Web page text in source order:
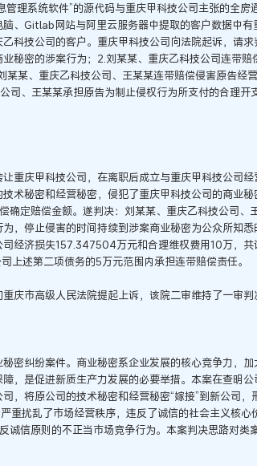
理系统软件”的源代码与重庆甲科技公司主张的全房
、Gitlab网站与阿里云服务器中提取的客户数据中有
科技公司的客户。重庆甲科技公司向法院起诉，请求
秘密的涉案行为；2.刘某某、重庆乙科技公司连带赔
某、重庆乙科技公司、王某某连带赔偿侵害原告经
司、王某某承担原告为制止侵权行为所支付的合理开
重庆甲科技公司，在离职后成立与重庆甲科技公司经
术秘密和经营秘密，侵犯了重庆甲科技公司的商业秘
确定赔偿金额。遂判决：刘某某、重庆乙科技公司、
，停止侵害的时间持续到涉案商业秘密为公众所知悉
经济损失157.347504万元和合理维权费用10万，共
述第二项债务的5万元范围内承担连带赔偿责任。
庆市高级人民法院提起上诉，该院二审维持了一审判
密纠纷案件。商业秘密系企业发展的核心竞争力，加
，是促进新质生产力发展的必要举措。本案在查明公
，将原公司的技术秘密和经营秘密“嫁接”到新公司，
重扰乱了市场经营秩序，违反了诚信的社会主义核心
诚信原则的不正当市场竞争行为。本案判决思路对类